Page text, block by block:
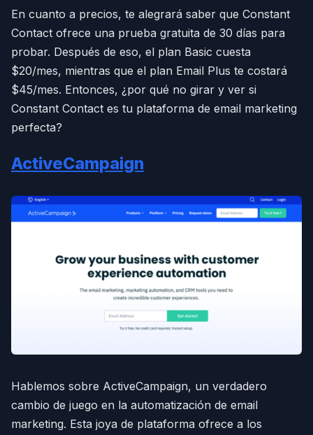
En cuanto a precios, te alegrará saber que Constant
Contact ofrece una prueba gratuita de 30 días para
probar. Después de eso, el plan Basic cuesta
$20/mes, mientras que el plan Email Plus te costará
$45/mes. Entonces, ¿por qué no girar y ver si
Constant Contact es tu plataforma de email marketing
perfecta?
ActiveCampaign
Hablemos sobre ActiveCampaign, un verdadero
cambio de juego en la automatización de email
marketing. Esta joya de plataforma ofrece a los